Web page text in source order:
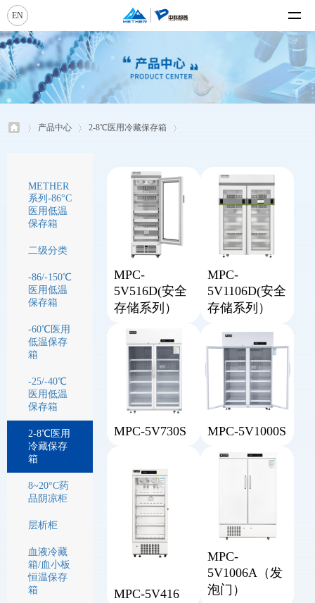
EN
产品中心 2-8℃医用冷藏保存箱
METHER
系列-86°C
医用低温
保存箱
二级分类
-86/-150℃
医用低温
保存箱
-60℃医用
低温保存
箱
-25/-40℃
医用低温
保存箱
2-8℃医用
冷藏保存
箱
8~20°C药
品阴凉柜
层析柜
血液冷藏
箱/血小板
恒温保存
箱
MPC-
5V516D(安全
存储系列）
MPC-
5V1106D(安全
存储系列）
MPC-5V730S MPC-5V1000S
MPC-5V416
MPC-
5V1006A（发
泡门）